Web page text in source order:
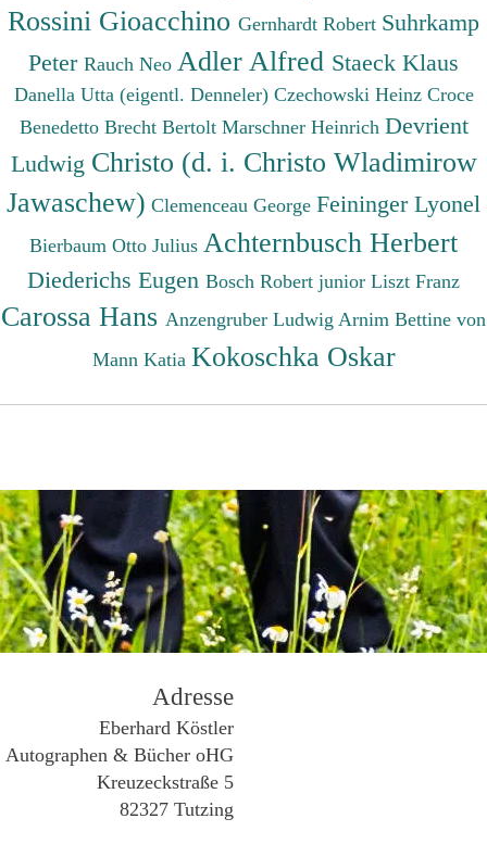
Rossini Gioacchino Gernhardt Robert Suhrkamp
Peter Rauch Neo Adler Alfred Staeck Klaus
Danella Utta (eigentl. Denneler) Czechowski Heinz Croce
Benedetto Brecht Bertolt Marschner Heinrich Devrient
Ludwig Christo (d. i. Christo Wladimirow
Jawaschew) Clemenceau George Feininger Lyonel
Bierbaum Otto Julius Achternbusch Herbert
Diederichs Eugen Bosch Robert junior Liszt Franz
Carossa Hans Anzengruber Ludwig Arnim Bettine von
Mann Katia Kokoschka Oskar
Adresse
Eberhard Köstler
Autographen & Bücher oHG
Kreuzeckstraße 5
82327 Tutzing